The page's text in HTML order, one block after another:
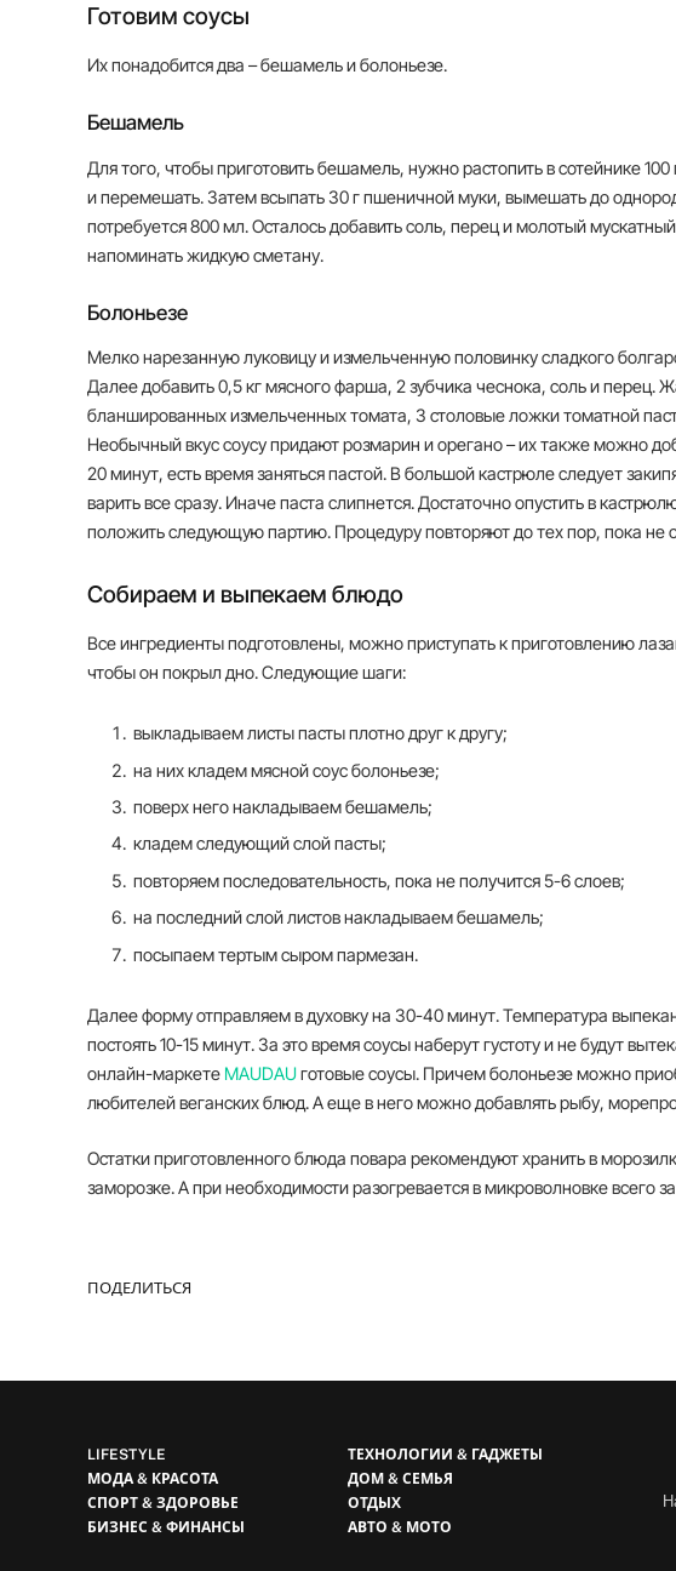
Готовим соусы
Их понадобится два – бешамель и болоньезе.
Бешамель
Для того, чтобы приготовить бешамель, нужно растопить в сотейнике
и перемешать. Затем всыпать 30 г пшеничной муки, вымешать до
потребуется 800 мл. Осталось добавить соль, перец и молотый
напоминать жидкую сметану.
Болоньезе
Мелко нарезанную луковицу и измельченную половинку сладкого
Далее добавить 0,5 кг мясного фарша, 2 зубчика чеснока, соль и перец.
бланшированных измельченных томата, 3 столовые ложки томатной
Необычный вкус соусу придают розмарин и орегано – их также можно
20 минут, есть время заняться пастой. В большой кастрюле следует
варить все сразу. Иначе паста слипнется. Достаточно опустить в
положить следующую партию. Процедуру повторяют до тех пор, пока не
Собираем и выпекаем блюдо
Все ингредиенты подготовлены, можно приступать к приготовлению
чтобы он покрыл дно. Следующие шаги:
выкладываем листы пасты плотно друг к другу;
на них кладем мясной соус болоньезе;
поверх него накладываем бешамель;
кладем следующий слой пасты;
повторяем последовательность, пока не получится 5-6 слоев;
на последний слой листов накладываем бешамель;
посыпаем тертым сыром пармезан.
Далее форму отправляем в духовку на 30-40 минут. Температура
постоять 10-15 минут. За это время соусы наберут густоту и не будут
онлайн-маркете MAUDAUготовые соусы. Причем болоньезе можно
любителей веганских блюд. А еще в него можно добавлять рыбу,
Остатки приготовленного блюда повара рекомендуют хранить в
заморозке. А при необходимости разогревается в микроволновке всего
ПОДЕЛИТЬСЯ
LIFESTYLE
МОДА & КРАСОТА
СПОРТ & ЗДОРОВЬЕ
БИЗНЕС & ФИНАНСЫ
ТЕХНОЛОГИИ & ГАДЖЕТЫ
ДОМ & СЕМЬЯ
ОТДЫХ
АВТО & МОТО